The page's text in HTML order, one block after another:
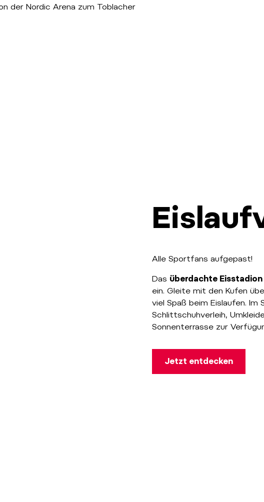
der Nordic Arena zum Toblacher
Alle Sportfans aufgepast!
Das überdachte Eisstadion
ein. Gleite mit den Kufen
viel Spaß beim Eislaufen.
Schlittschuhverleih,
Sonnenterrasse zur
Jetzt entdecken